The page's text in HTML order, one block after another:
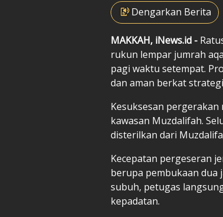
Dengarkan Berita
MAKKAH, iNews.id -
rukun lempar jumrah
pagi waktu setempat.
dan aman berkat
Kesuksesan
kawasan Muzdalifah.
disterilkan dari
Kecepatan pergeseran
berupa pembukaan dua
subuh, petugas
kepadatan.